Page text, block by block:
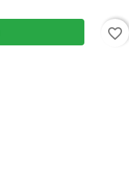
favorite_border